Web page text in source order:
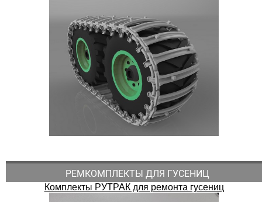
РЕМКОМПЛЕКТЫ ДЛЯ ГУСЕНИЦ
Комплекты РУТРАК для ремонта гусениц